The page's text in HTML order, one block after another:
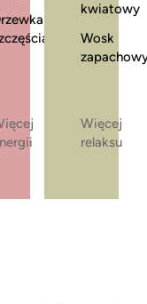
kwiatowy
Wosk
Więcej
relaksu